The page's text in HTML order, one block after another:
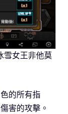
雪女王非他莫
的所有指
害的攻擊。